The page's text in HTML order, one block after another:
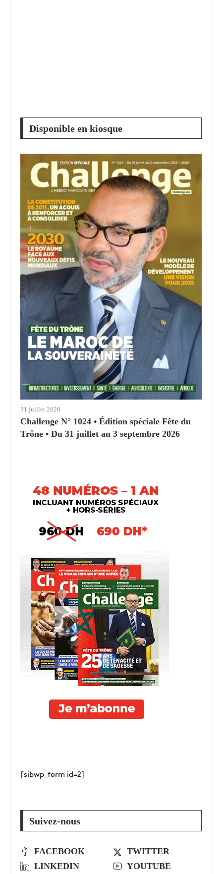
Disponible en kiosque
31 juillet 2026
Challenge N° 1024 • Édition spéciale Fête du
Trône • Du 31 juillet au 3 septembre 2026
[sibwp_form id=2]
Suivez-nous
FACEBOOK
TWITTER
LINKEDIN
YOUTUBE